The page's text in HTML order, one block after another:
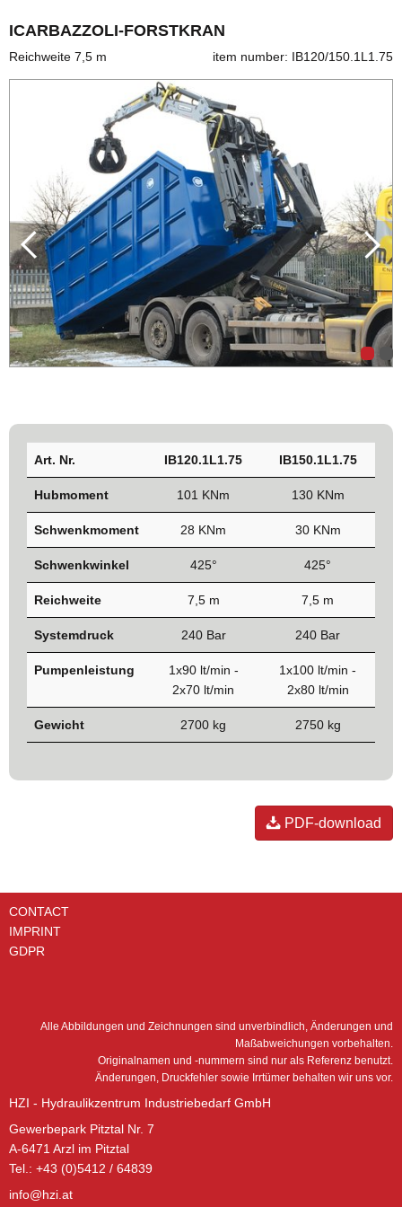
ICARBAZZOLI-FORSTKRAN
Reichweite 7,5 m item number: IB120/150.1L1.75
Art. Nr. IB120.1L1.75 IB150.1L1.75
Hubmoment 101 KNm 130 KNm
Schwenkmoment 28 KNm 30 KNm
Schwenkwinkel 425° 425°
Reichweite 7,5 m 7,5 m
Systemdruck 240 Bar 240 Bar
Pumpenleistung
1x90 lt/min -
2x70 lt/min
1x100 lt/min -
2x80 lt/min
Gewicht 2700 kg 2750 kg
PDF-download
CONTACT
IMPRINT
GDPR
Alle Abbildungen und Zeichnungen sind unverbindlich, Änderungen und
Maßabweichungen vorbehalten.
Originalnamen und -nummern sind nur als Referenz benutzt.
Änderungen, Druckfehler sowie Irrtümer behalten wir uns vor.
HZI - Hydraulikzentrum Industriebedarf GmbH
Gewerbepark Pitztal Nr. 7
A-6471 Arzl im Pitztal
Tel.: +43 (0)5412 / 64839
info@hzi.at